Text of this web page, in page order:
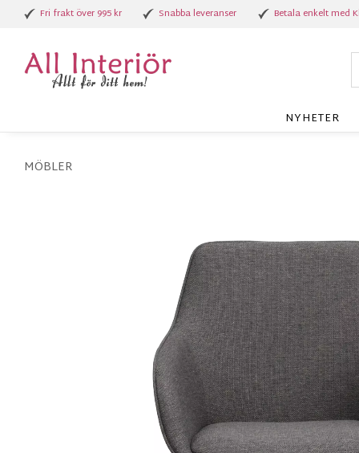
Fri frakt över 995 kr Snabba leveranser Betala enkelt med
NYHETER
MÖBLER